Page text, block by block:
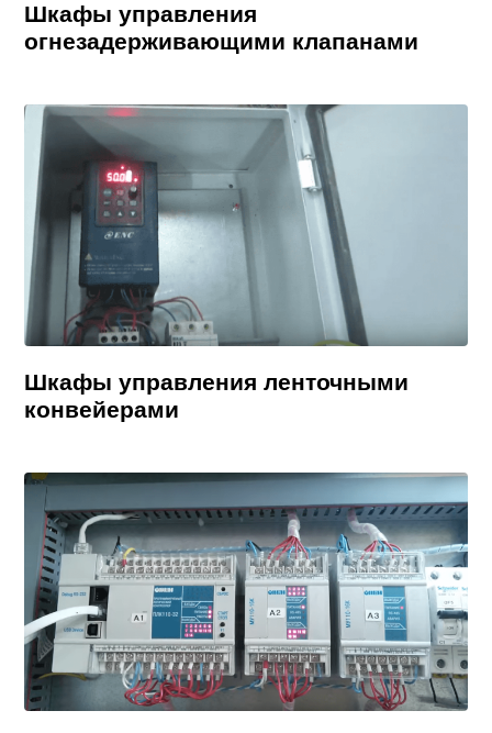
Шкафы управления
огнезадерживающими клапанами
Шкафы управления ленточными
конвейерами